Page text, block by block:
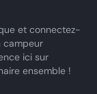
et connectez-
campeur
ici sur
ensemble !